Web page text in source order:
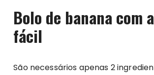
Bolo de banana com
fácil
São necessários apenas 2